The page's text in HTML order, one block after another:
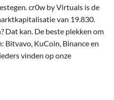
cr0w by Virtuals is de
van 19.830.
Dat kan. De beste plekken om
Bitvavo, KuCoin, Binance en
vinden op onze